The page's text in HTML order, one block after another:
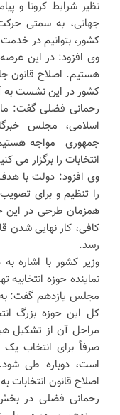
نظیر شرایط کرونا و
جهانی، به سمتی
کشور، بتوانیم در
وی افزود: در این
هستیم. اصلاح قانون
کشور در این نشست به
رحمانی فضلی گفت:
اسلامی، مجلس
جمهوری مواجه
انتخابات را برگزار می
وی افزود: دولت با
را تنظیم و برای
همزمان طرحی در این
کافی، کار نهایی شدن
رسد.
نماینده حوزه
مجلس یازدهم گفت: به
کل این حوزه بزرگ
مراحل آن از تشکیل
است، دوباره طی
اصلاح قانون
رحمانی فضلی در بخش